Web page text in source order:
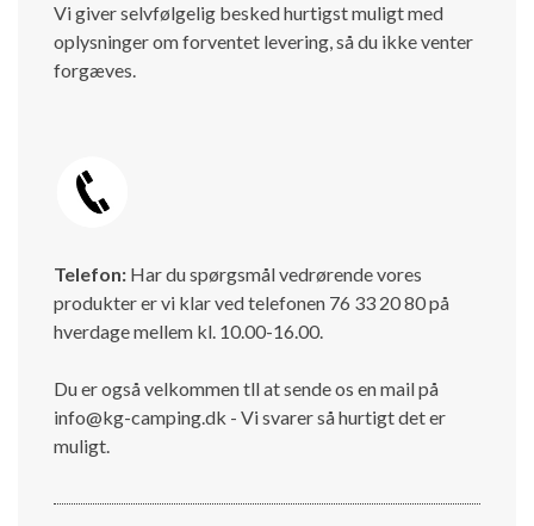
Vi giver selvfølgelig besked hurtigst muligt med
oplysninger om forventet levering, så du ikke venter
forgæves.
Telefon: Har du spørgsmål vedrørende vores
produkter er vi klar ved telefonen 76 33 20 80 på
hverdage mellem kl. 10.00-16.00.
Du er også velkommen tll at sende os en mail på
info@kg-camping.dk - Vi svarer så hurtigt det er
muligt.